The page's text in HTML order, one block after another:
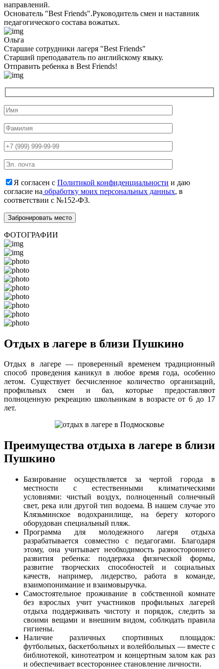
направлений.
Основатель "Best Friends".Руководитель смен и наставник
педагогического состава вожатых.
Ольга
Старшие сотрудники лагеря "Best Friends"
Cтарший преподаватель по английскому языку.
Отправить ребенка в Best Friends!
Я согласен с Политикой конфиденциальности и даю
согласие на обработку моих персональных данных, в
соответствии с №152-ФЗ.
ФОТОГРАФИИ
Отдых в лагере в близи Пушкино
Отдых в лагере — проверенный временем традиционный
способ проведения каникул в любое время года, особенно
летом. Существует бесчисленное количество организаций,
профильных смен и баз, которые предоставляют
полноценную рекреацию школьникам в возрасте от 6 до 17
лет.
Преимущества отдыха в лагере в близи
Пушкино
Базирование осуществляется за чертой города в
местности с естественными климатическими
условиями: чистый воздух, полноценный солнечный
свет, река или другой тип водоема. В нашем случае это
Клязьминское водохранилище, на берегу которого
оборудован специальный пляж.
Программа для молодежного лагеря отдыха
разрабатывается совместно с педагогами. Благодаря
этому, она учитывает необходимость разностороннего
развития ребенка: поддержка физической формы,
развитие творческих способностей и социальных
качеств, например, лидерство, работа в команде,
взаимопонимание и взаимовыручка.
Самостоятельное проживание в собственной комнате
без взрослых учит участников профильных лагерей
отдыха поддерживать чистоту и порядок, следить за
своими вещами и внешним видом, соблюдать правила
гигиены.
Наличие различных спортивных площадок:
футбольных, баскетбольных и волейбольных — вместе с
библиотекой, кинотеатром и концертным залом как раз
и обеспечивает всестороннее становление личности.